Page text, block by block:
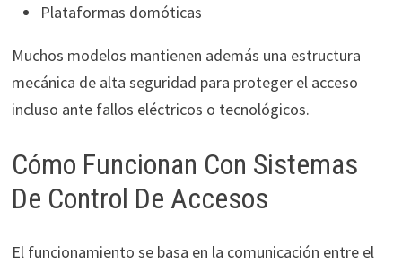
Plataformas domóticas
Muchos modelos mantienen además una estructura
mecánica de alta seguridad para proteger el acceso
incluso ante fallos eléctricos o tecnológicos.
Cómo Funcionan Con Sistemas
De Control De Accesos
El funcionamiento se basa en la comunicación entre el